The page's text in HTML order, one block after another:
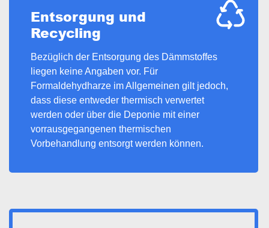
Entsorgung und
Recycling
Bezüglich der Entsorgung des Dämmstoffes
liegen keine Angaben vor. Für
Formaldehydharze im Allgemeinen gilt jedoch,
dass diese entweder thermisch verwertet
werden oder über die Deponie mit einer
vorrausgegangenen thermischen
Vorbehandlung entsorgt werden können.